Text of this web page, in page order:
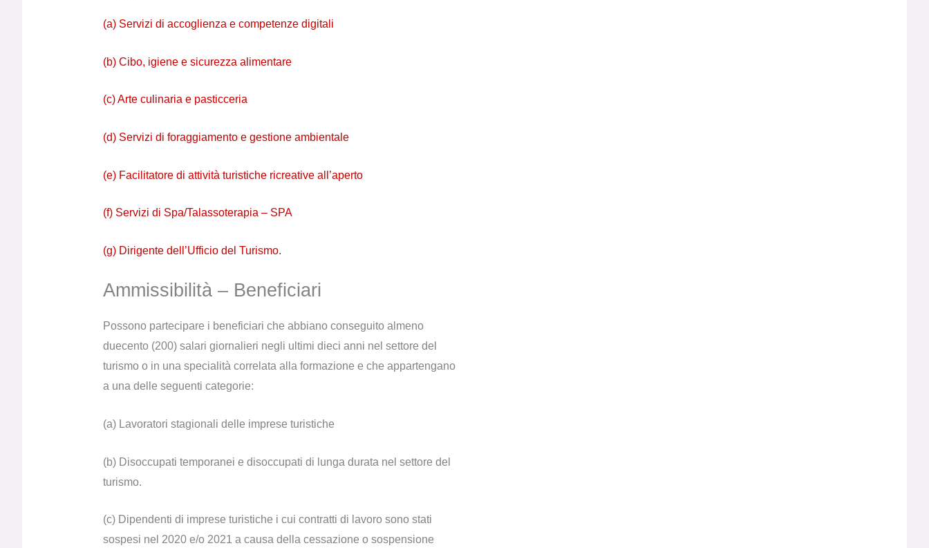
(a) Servizi di accoglienza e competenze digitali
(b) Cibo, igiene e sicurezza alimentare
(c) Arte culinaria e pasticceria
(d) Servizi di foraggiamento e gestione ambientale
(e) Facilitatore di attività turistiche ricreative all’aperto
(f) Servizi di Spa/Talassoterapia – SPA
(g) Dirigente dell’Ufficio del Turismo.
Ammissibilità – Beneficiari
Possono partecipare i beneficiari che abbiano conseguito almeno
duecento (200) salari giornalieri negli ultimi dieci anni nel settore del
turismo o in una specialità correlata alla formazione e che appartengano
a una delle seguenti categorie:
(a) Lavoratori stagionali delle imprese turistiche
(b) Disoccupati temporanei e disoccupati di lunga durata nel settore del
turismo.
(c) Dipendenti di imprese turistiche i cui contratti di lavoro sono stati
sospesi nel 2020 e/o 2021 a causa della cessazione o sospensione